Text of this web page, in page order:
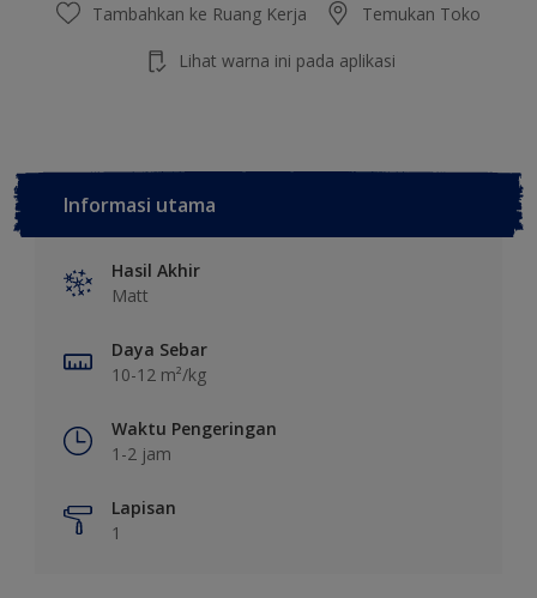
Tambahkan ke Ruang Kerja Temukan Toko
Lihat warna ini pada aplikasi
Informasi utama
Hasil Akhir
Matt
Daya Sebar
10-12 m²/kg
Waktu Pengeringan
1-2 jam
Lapisan
1